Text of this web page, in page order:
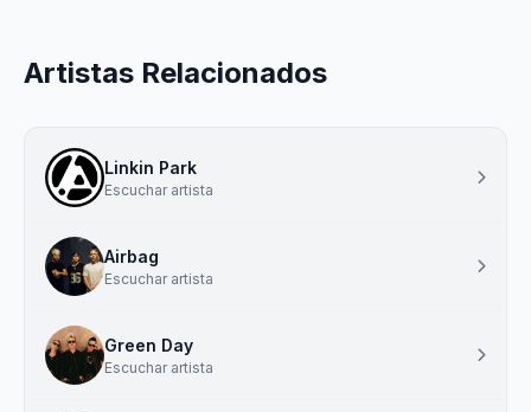
Artistas Relacionados
Linkin Park
Escuchar artista
Airbag
Escuchar artista
Green Day
Escuchar artista